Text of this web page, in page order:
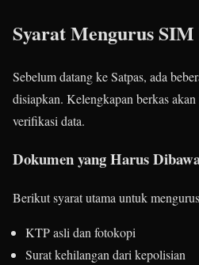
Syarat Mengurus
Sebelum datang ke Satpas, ada
disiapkan. Kelengkapan berkas akan
verifikasi data.
Dokumen yang Harus
Berikut syarat utama untuk
KTP asli dan fotokopi
Surat kehilangan dari kepolisian